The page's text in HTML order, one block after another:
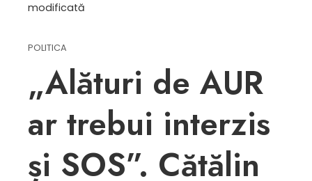
modificată
POLITICA
„Alături de AUR
ar trebui interzis
și SOS”. Cătălin